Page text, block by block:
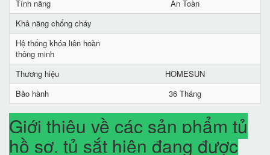
Tính năng
An Toàn
Khả năng chống cháy
Hệ thống khóa liên hoàn
thông minh
Thương hiệu
HOMESUN
Bảo hành
36 Tháng
Giới thiệu về các sản phẩm tủ
hồ sơ, tủ sắt hiện đang được